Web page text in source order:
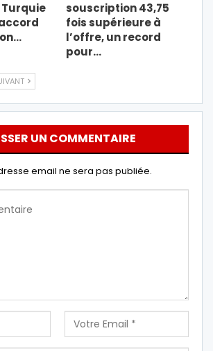
souscription 43,75
fois supérieure à
l’offre, un record
pour…
UN COMMENTAIRE
email ne sera pas publiée.